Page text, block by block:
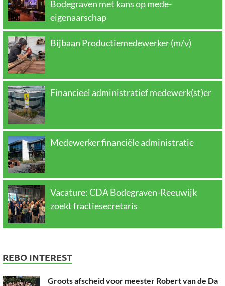
Bodegraven met kans op mede-
eigenaarschap
Bijbaan Productiemedewerker (m/v)
Financieel administratief medewerk(st)er
Medewerker financiële administratie
Vacature: CDA Bodegraven-Reeuwijk
zoekt fractiesecretaris
REBO INTEREST
Groots afscheid voor meester Robert van de Da